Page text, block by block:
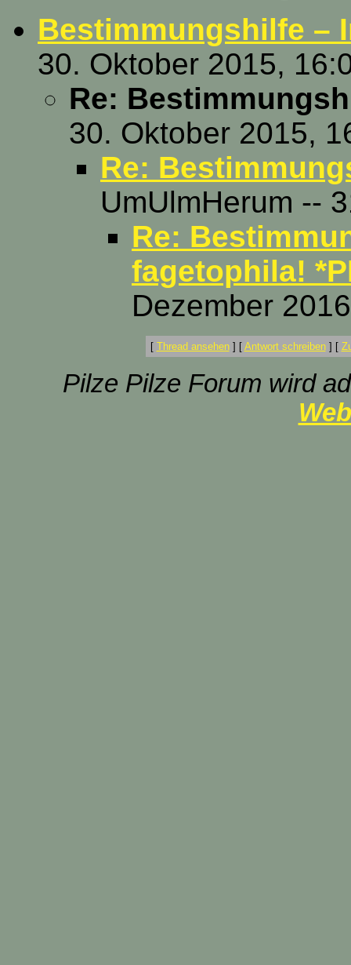
Bestimmungshilfe –
30. Oktober 2015,
Re:
30. Oktober 2015,
Re:
UmUlmHerum --
Re:
fagetophila!
Dezember
[ Thread ansehen] [ Antwort schreiben] [
Pilze Pilze Forum wird